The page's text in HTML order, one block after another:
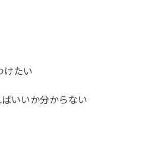
けたい
いいか分からない